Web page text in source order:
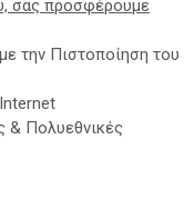
σας προσφέρουμε
την Πιστοποίηση του
& Πολυεθνικές